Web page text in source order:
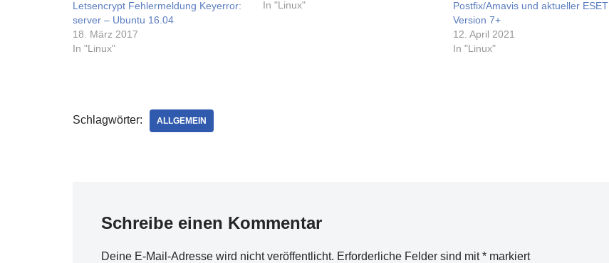
Letsencrypt Fehlermeldung Keyerror:
server – Ubuntu 16.04
18. März 2017
In "Linux"
Suche zwar etwas schwerer, dafür das
In "Linux"
Postfix/Amavis und aktueller ESET
Version 7+
12. April 2021
In "Linux"
Schlagwörter: ALLGEMEIN
Schreibe einen Kommentar
Deine E-Mail-Adresse wird nicht veröffentlicht. Erforderliche Felder sind mit* markiert